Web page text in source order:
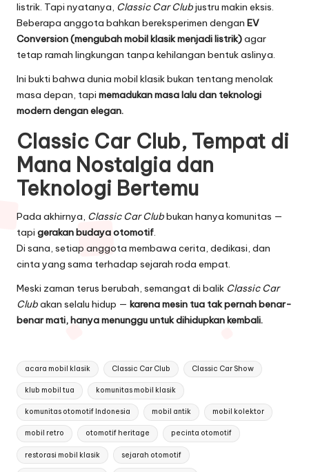
listrik. Tapi nyatanya, Classic Car Clubjustru makin eksis.
Beberapa anggota bahkan bereksperimen dengan EV
Conversion (mengubah mobil klasik menjadi listrik)agar
tetap ramah lingkungan tanpa kehilangan bentuk aslinya.
Ini bukti bahwa dunia mobil klasik bukan tentang menolak
masa depan, tapi memadukan masa lalu dan teknologi
modern dengan elegan.
Classic Car Club, Tempat di
Mana Nostalgia dan
Teknologi Bertemu
Pada akhirnya, Classic Car Clubbukan hanya komunitas —
tapi gerakan budaya otomotif.
Di sana, setiap anggota membawa cerita, dedikasi, dan
cinta yang sama terhadap sejarah roda empat.
Meski zaman terus berubah, semangat di balik Classic Car
Clubakan selalu hidup — karena mesin tua tak pernah benar-
benar mati, hanya menunggu untuk dihidupkan kembali.
Tags:
acara mobil klasik Classic Car Club Classic Car Show
klub mobil tua komunitas mobil klasik
komunitas otomotif Indonesia mobil antik mobil kolektor
mobil retro otomotif heritage pecinta otomotif
restorasi mobil klasik sejarah otomotif